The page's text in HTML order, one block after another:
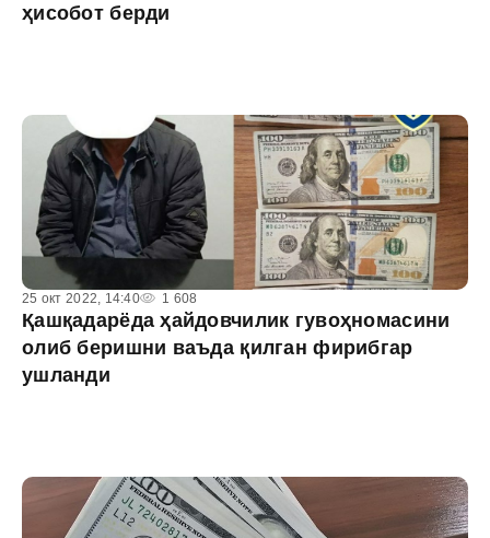
ҳисобот берди
25 окт 2022, 14:40 1 608
Қашқадарёда ҳайдовчилик гувоҳномасини
олиб беришни ваъда қилган фирибгар
ушланди